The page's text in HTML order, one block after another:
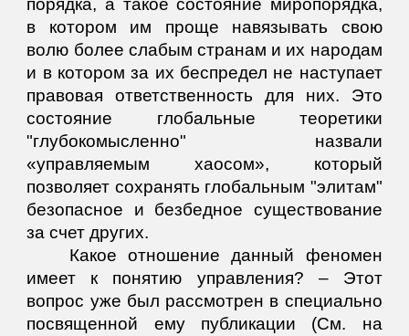
порядка, а такое состояние миропорядка,
в котором им проще навязывать свою
волю более слабым странам и их народам
и в котором за их беспредел не наступает
правовая ответственность для них. Это
состояние глобальные теоретики
"глубокомысленно" назвали
«управляемым хаосом», который
позволяет сохранять глобальным "элитам"
безопасное и безбедное существование
за счет других.
Какое отношение данный феномен
имеет к понятию управления? – Этот
вопрос уже был рассмотрен в специально
посвященной ему публикации (См. на